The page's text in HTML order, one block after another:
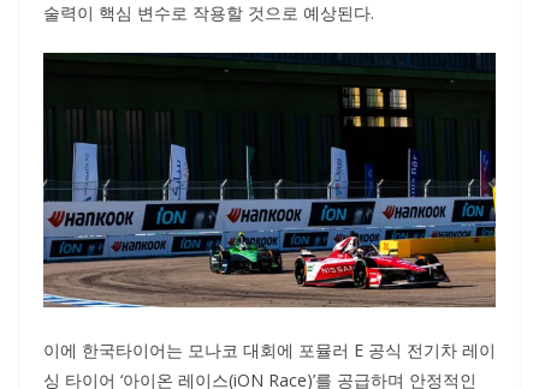
술력이 핵심 변수로 작용할 것으로 예상된다.
이에 한국타이어는 모나코 대회에 포뮬러 E 공식 전기차 레이
싱 타이어 ‘아이온 레이스(iON Race)’를 공급하며 안정적인